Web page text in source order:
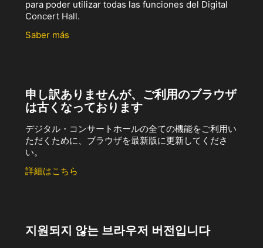
para poder utilizar todas las funciones del Digital
Concert Hall.
Saber más
申し訳ありませんが、ご利用のブラウザ
は古くなっております
デジタル・コンサートホールの全ての機能をご利用い
ただくために、ブラウザを最新版に更新してくださ
い。
詳細はこちら
지원되지 않는 브라우저 버전입니다